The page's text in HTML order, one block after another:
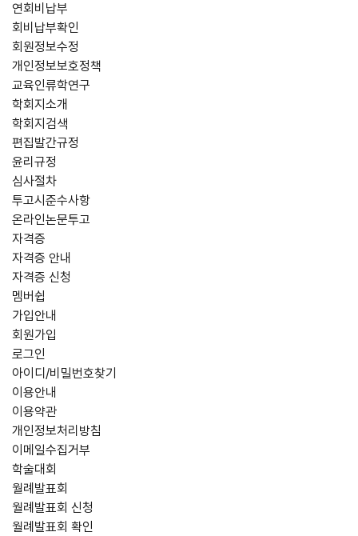
연회비납부
회비납부확인
회원정보수정
개인정보보호정책
교육인류학연구
학회지소개
학회지검색
편집발간규정
윤리규정
심사절차
투고시준수사항
온라인논문투고
자격증
자격증 안내
자격증 신청
멤버쉽
가입안내
회원가입
로그인
아이디/비밀번호찾기
이용안내
이용약관
개인정보처리방침
이메일수집거부
학술대회
월례발표회
월례발표회 신청
월례발표회 확인